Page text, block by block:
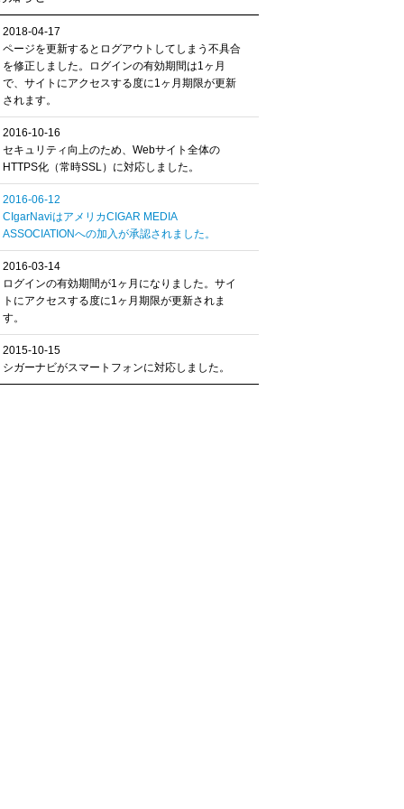
2018-04-17
ページを更新するとログアウトしてしまう不具合
を修正しました。ログインの有効期間は1ヶ月
で、サイトにアクセスする度に1ヶ月期限が更新
されます。
2016-10-16
セキュリティ向上のため、Webサイト全体の
HTTPS化（常時SSL）に対応しました。
2016-06-12
CIgarNaviはアメリカCIGAR MEDIA
ASSOCIATIONへの加入が承認されました。
2016-03-14
ログインの有効期間が1ヶ月になりました。サイ
トにアクセスする度に1ヶ月期限が更新されま
す。
2015-10-15
シガーナビがスマートフォンに対応しました。